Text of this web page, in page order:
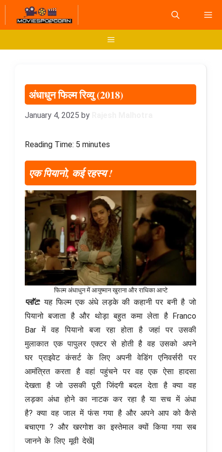
Skip
content
Menu
अंधाधुन फिल्म रिव्यु (2018)
January 4, 2025 by
Reading Time: 5 minutes
एक पियानो, कई रहस्य !
फिल्म अंधाधुन में आयुष्मान खुराना और राधिका आप्टे
प्लॉट:यह फिल्म एक अंधे लड़के की कहानी पर बनी है जो
पियानो बजाता है और थोड़ा बहुत कमा लेता है Franco
Bar में वह पियानो बजा रहा होता है जहां पर उसकी
मुलाकात एक पापुलर एक्टर से होती है वह उसको अपने
घर प्राइवेट कंसर्ट के लिए अपनी वेडिंग एनिवर्सरी पर
आमंत्रित करता है वहां पहुंचने पर वह एक ऐसा हादसा
देखता है जो उसकी पूरी जिंदगी बदल देता है क्या वह
लड़का अंधा होने का नाटक कर रहा है या सच में अंधा
है? क्या वह जाल में फंस गया है और अपने आप को कैसे
बचाएगा ? और खरगोश का इस्तेमाल क्यों किया गया सब
जानने के लिए मूवी देखें|